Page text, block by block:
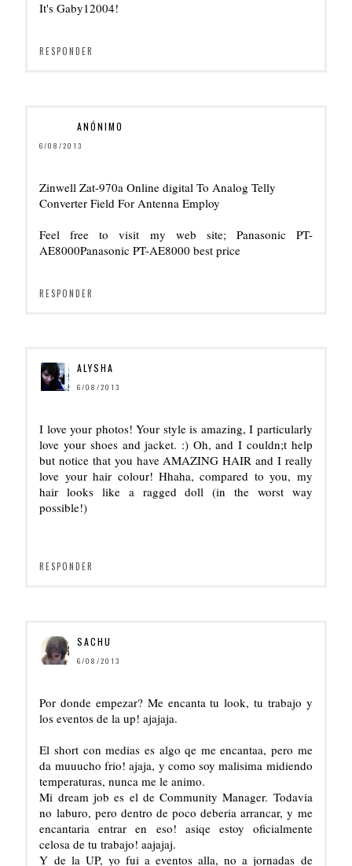
It's Gaby12004!
RESPONDER
ANÓNIMO
6/08/2013
Zinwell Zat-970a Online digital To Analog Telly
Converter Field For Antenna Employ
Feel free to visit my web site; Panasonic PT-
AE8000Panasonic PT-AE8000 best price
RESPONDER
ALYSHA
6/08/2013
I love your photos! Your style is amazing, I particularly
love your shoes and jacket. :) Oh, and I couldn;t help
but notice that you have AMAZING HAIR and I really
love your hair colour! Hhaha, compared to you, my
hair looks like a ragged doll (in the worst way
possible!)
RESPONDER
SACHU
6/08/2013
Por donde empezar? Me encanta tu look, tu trabajo y
los eventos de la up! ajajaja.
El short con medias es algo qe me encantaa, pero me
da muuucho frio! ajaja, y como soy malisima midiendo
temperaturas, nunca me le animo.
Mi dream job es el de Community Manager. Todavia
no laburo, pero dentro de poco deberia arrancar, y me
encantaria entrar en eso! asiqe estoy oficialmente
celosa de tu trabajo! aajajaj.
Y de la UP, yo fui a eventos alla, no a jornadas de